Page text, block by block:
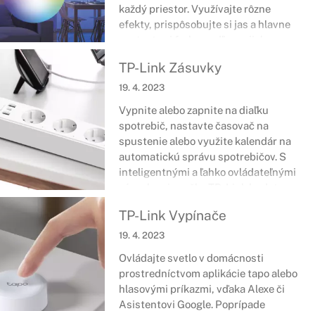
každý priestor. Využívajte rôzne
efekty, prispôsobujte si jas a hlavne
tapo alebo hlasového ovládania si tak
jednoducho zvolíte to, čo sa vám
TP-Link Zásuvky
19. 4. 2023
Vypnite alebo zapnite na diaľku
spotrebič, nastavte časovač na
spustenie alebo využite kalendár na
automatickú správu spotrebičov. S
inteligentnými a ľahko ovládateľnými
napájaných zo siete. Navyše zásuvky
sú navrhnuté tak, aby vám uľahčili
eliminovať prípadné riziká. Stačí si
nainštalovať aplikáciu tapo a všetko
ostatné je na vás.
TP-Link Vypínače
19. 4. 2023
Ovládajte svetlo v domácnosti
prostredníctvom aplikácie tapo alebo
hlasovými príkazmi, vďaka Alexe či
Asistentovi Google. Poprípade